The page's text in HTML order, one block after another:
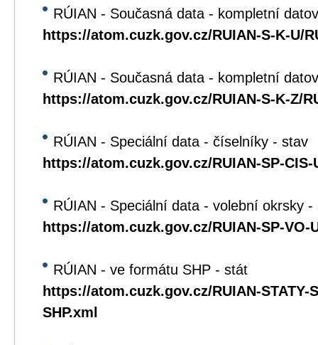
RÚIAN - Současná data - kompletní
https://atom.cuzk.gov.cz/RUIAN-S-K-U/
RÚIAN - Současná data - kompletní
https://atom.cuzk.gov.cz/RUIAN-S-K-Z/
RÚIAN - Speciální data - číselníky - stav
https://atom.cuzk.gov.cz/RUIAN-SP-CIS-
RÚIAN - Speciální data - volební okrsky -
https://atom.cuzk.gov.cz/RUIAN-SP-VO-
RÚIAN - ve formátu SHP - stát
https://atom.cuzk.gov.cz/RUIAN-STATY-
SHP.xml